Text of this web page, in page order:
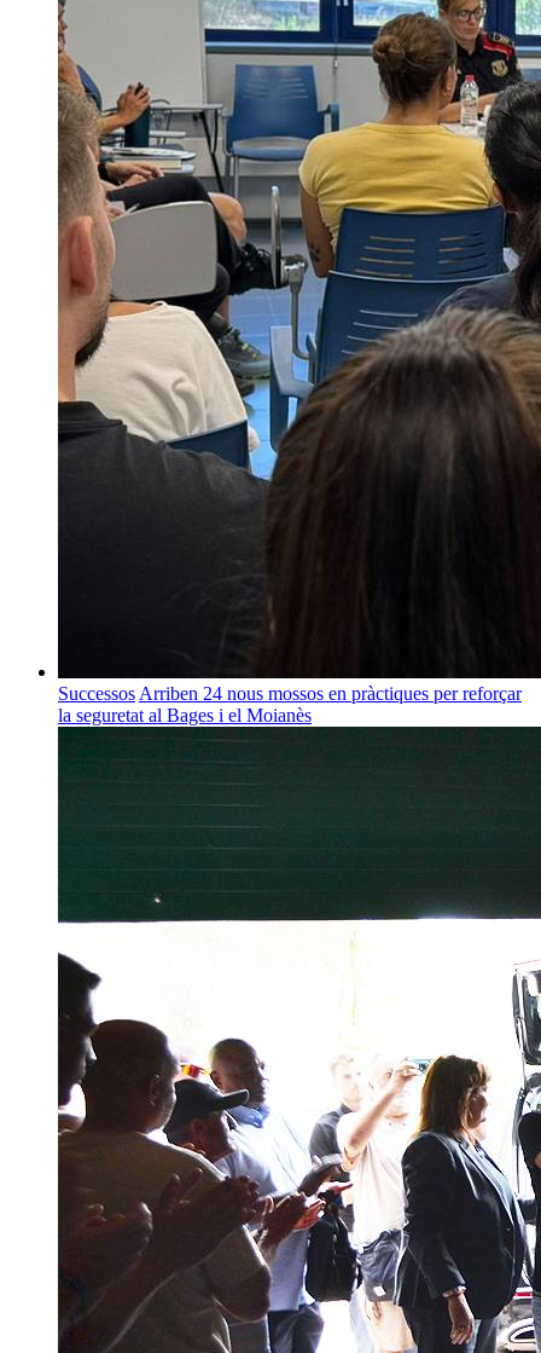
Successos Arriben 24 nous mossos en pràctiques per reforçar
la seguretat al Bages i el Moianès